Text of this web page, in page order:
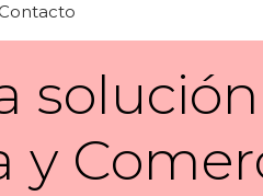
Contacto
y